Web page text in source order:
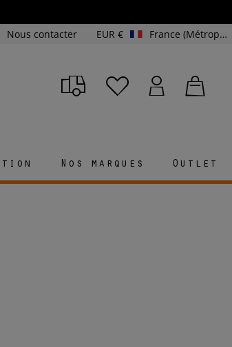
Nous contacter EUR € France (Métropolitaine et Corse)
Nos marques Outlet